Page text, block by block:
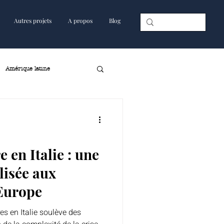
Autres projets A propos Blog
Amérique latine
en Italie : une
aux
en Italie soulève des